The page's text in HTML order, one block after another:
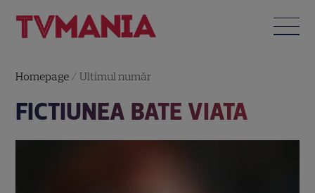
Homepage /Ultimul număr
FICTIUNEA BATE VIATA